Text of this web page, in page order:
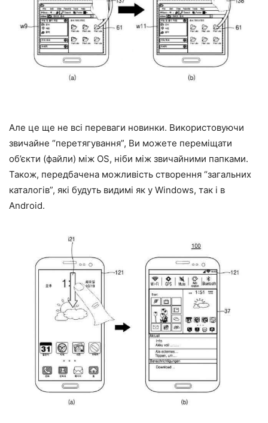
Але це ще не всі переваги новинки. Використовуючи
звичайне “перетягування”, Ви можете переміщати
об’єкти (файли) між OS, ніби між звичайними папками.
Також, передбачена можливість створення “загальних
каталогів”, які будуть видимі як у Windows, так і в
Android.